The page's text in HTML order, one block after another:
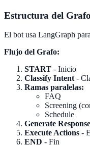
Estructura del Grafo
El bot usa LangGraph
Flujo del Grafo:
START - Inicio
Classify Intent -
Ramas paralelas:
FAQ
Screening
Schedule
Generate Response
Execute Actions -
END - Fin